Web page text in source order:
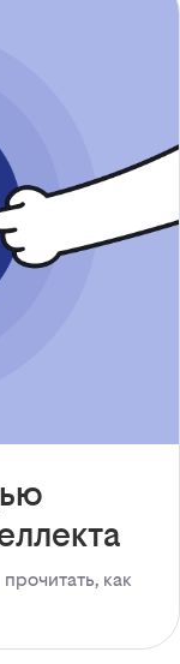
как